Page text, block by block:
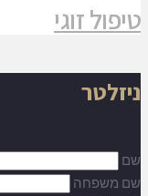
טיפול זוגי
ניזלטר
שם
שם משפחה